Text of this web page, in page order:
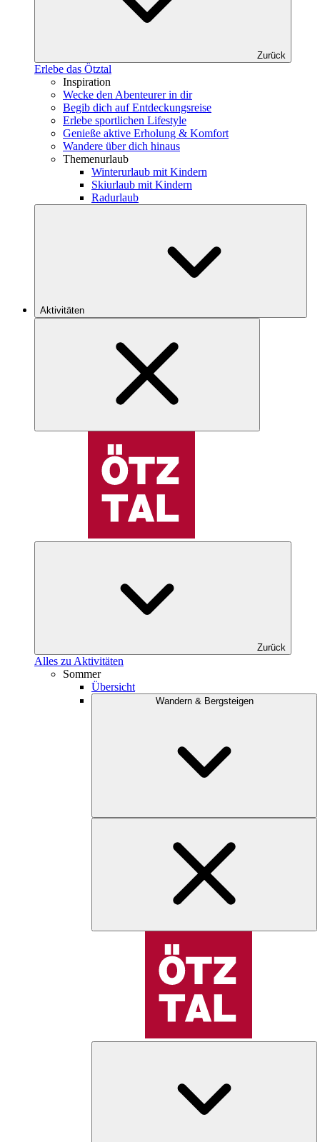
Zurück
Erlebe das Ötztal
Inspiration
Wecke den Abenteurer in dir
Begib dich auf Entdeckungsreise
Erlebe sportlichen Lifestyle
Genieße aktive Erholung & Komfort
Wandere über dich hinaus
Themenurlaub
Winterurlaub mit Kindern
Skiurlaub mit Kindern
Radurlaub
Aktivitäten
Zurück
Alles zu Aktivitäten
Sommer
Übersicht
Wandern & Bergsteigen